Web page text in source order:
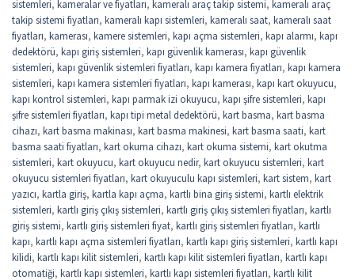
sistemleri, kameralar ve fiyatları, kameralı araç takip sistemi, kameralı araç
takip sistemi fiyatları, kameralı kapı sistemleri, kameralı saat, kameralı saat
fiyatları, kamerası, kamere sistemleri, kapı açma sistemleri, kapı alarmı, kapı
dedektörü, kapı giriş sistemleri, kapı güvenlik kamerası, kapı güvenlik
sistemleri, kapı güvenlik sistemleri fiyatları, kapı kamera fiyatları, kapı kamera
sistemleri, kapı kamera sistemleri fiyatları, kapı kamerası, kapı kart okuyucu,
kapı kontrol sistemleri, kapı parmak izi okuyucu, kapı şifre sistemleri, kapı
şifre sistemleri fiyatları, kapı tipi metal dedektörü, kart basma, kart basma
cihazı, kart basma makinası, kart basma makinesi, kart basma saati, kart
basma saati fiyatları, kart okuma cihazı, kart okuma sistemi, kart okutma
sistemleri, kart okuyucu, kart okuyucu nedir, kart okuyucu sistemleri, kart
okuyucu sistemleri fiyatları, kart okuyuculu kapı sistemleri, kart sistem, kart
yazıcı, kartla giriş, kartla kapı açma, kartlı bina giriş sistemi, kartlı elektrik
sistemleri, kartlı giriş çıkış sistemleri, kartlı giriş çıkış sistemleri fiyatları, kartlı
giriş sistemi, kartlı giriş sistemleri fiyat, kartlı giriş sistemleri fiyatları, kartlı
kapı, kartlı kapı açma sistemleri fiyatları, kartlı kapı giriş sistemleri, kartlı kapı
kilidi, kartlı kapı kilit sistemleri, kartlı kapı kilit sistemleri fiyatları, kartlı kapı
otomatiği, kartlı kapı sistemleri, kartlı kapı sistemleri fiyatları, kartlı kilit